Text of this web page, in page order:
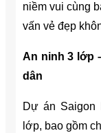
niềm vui cùng
vấn vẻ đẹp
An ninh 3 lớp
dân
Dự án Saigon
lớp, bao gồm